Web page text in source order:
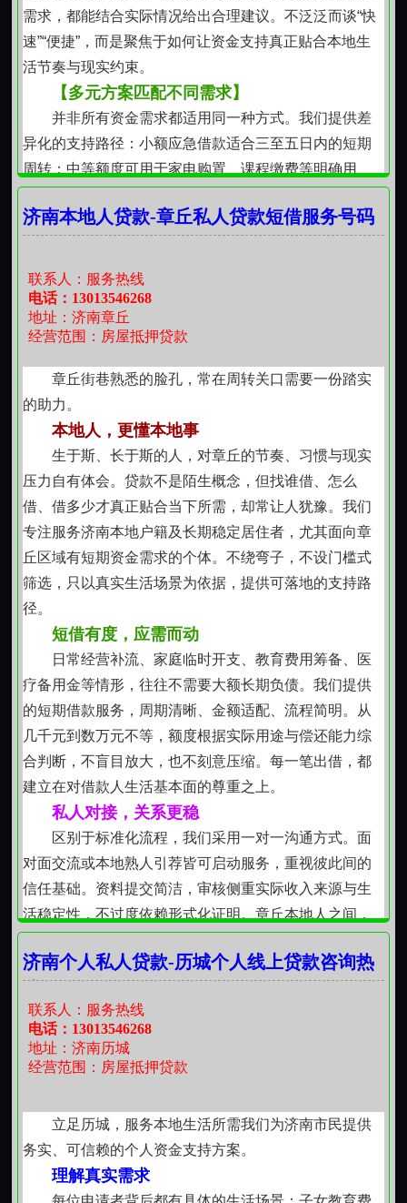
长期合作，始于一次踏实沟通
不少客户起初仅需一笔过渡资金，后续因经营扩大
或家庭规划调整，逐步形成规律性的资金协同。这种关
系不是靠推销建立，而是在一次次如实说明、合理协
商、按时履约中自然沉淀下来。我们不追求单笔规模，
更看重每一次交接是否经得起复盘，是否真正缓解了实
际困难。
资金是生活的延伸，不是生活的负担。在历下这片
熟悉土地上，把钱借得明白、还得安心，本就是一件再
普通不过的事。
需求，都能结合实际情况给出合理建议。不泛泛而谈“快
速”“便捷”，而是聚焦于如何让资金支持真正贴合本地生
活节奏与现实约束。
【多元方案匹配不同需求】
并非所有资金需求都适用同一种方式。我们提供差
异化的支持路径：小额应急借款适合三至五日内的短期
周转；中等额度可用于家电购置、课程缴费等明确用
间借贷与私人贷款形式并存，但均以书面约定为基础，
持每一笔资金安排都有据可依、有迹可循。
【重视真实信息与双向信任】
申请过程中需提供基本身份证明与常用同时说明资
金用途与大致还款来源。这不是形式审查，而是为后续
协商提供依据。我们尊重每位咨询者的隐私，所有交流
内容仅用于本次服务对接。不索取无关材料，不诱导签
署模糊条款，也不将信息转交第三方。信任建立在坦诚
沟通之上，而非单方面承诺。
【注重过程体验与后续支持】
从首次接触到资金落实，全程保持节奏平稳、反馈
及时。若遇还款节点临近，会提前提示并协助梳理可行
方案；如遇临时变动，也可就调整空间进行务实探讨。
这不是一次性的交易，而是以解决问题为导向的持续协
作。我们理解资金压力可能带来情绪波动，因此沟通中
始终保有耐心与分寸感。
【合规前提下的务实操作】
【持续优化服务细节】
过去一年中，根据本地用户反馈，我们简化了部分
材料准备环节，延长了咨询响应时间窗口，并增加了常
见问题的通俗化解读。例如针对装修类借款，会主动说
明水电改造、主材采购等不同阶段的资金分布特点；针
对教育支出，则协助厘清学费、住宿、教材等细分构
成。这些细小改进，源于对历城居民真实生活的持续观
察与理解。
济南本地人贷款-章丘私人贷款短借服务号码
联系人：服务热线
电话：13013546268
地址：济南章丘
经营范围：房屋抵押贷款
章丘街巷熟悉的脸孔，常在周转关口需要一份踏实
的助力。
本地人，更懂本地事
生于斯、长于斯的人，对章丘的节奏、习惯与现实
压力自有体会。贷款不是陌生概念，但找谁借、怎么
借、借多少才真正贴合当下所需，却常让人犹豫。我们
专注服务济南本地户籍及长期稳定居住者，尤其面向章
丘区域有短期资金需求的个体。不绕弯子，不设门槛式
筛选，只以真实生活场景为依据，提供可落地的支持路
径。
短借有度，应需而动
日常经营补流、家庭临时开支、教育费用筹备、医
疗备用金等情形，往往不需要大额长期负债。我们提供
的短期借款服务，周期清晰、金额适配、流程简明。从
几千元到数万元不等，额度根据实际用途与偿还能力综
合判断，不盲目放大，也不刻意压缩。每一笔出借，都
建立在对借款人生活基本面的尊重之上。
私人对接，关系更稳
区别于标准化流程，我们采用一对一沟通方式。面
对面交流或本地熟人引荐皆可启动服务，重视彼此间的
信任基础。资料提交简洁，审核侧重实际收入来源与生
活稳定性，不过度依赖形式化证明。章丘本地人之间，
民间借贷，合规有据
书面留存、权责清晰。不隐匿条款，不模糊计息方式，
不捆绑附加条件。资金来源合法，出借方具备相应资
质，全程留痕可溯。民间借贷的本质是互助与诚信，我
大小额兼顾，灵活适配
小至应急几百元的生活周转，大至数万元的阶段性
资金支持，均纳入服务范围。小额重效率，大额重结
构，不同需求匹配不同方案。没有“只能做大的”傲慢，也
济南个人私人贷款-历城个人线上贷款咨询热
联系人：服务热线
电话：13013546268
地址：济南历城
经营范围：房屋抵押贷款
立足历城，服务本地生活所需我们为济南市民提供
务实、可信赖的个人资金支持方案。
理解真实需求